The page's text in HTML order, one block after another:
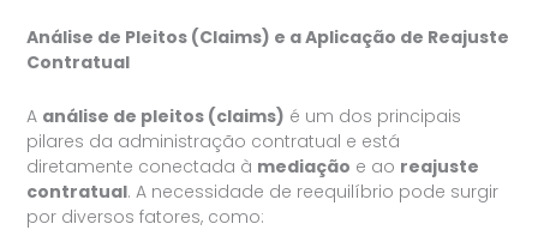
Análise de Pleitos (Claims) e a Aplicação de Reajuste
Contratual
A análise de pleitos (claims) é um dos principais
pilares da administração contratual e está
diretamente conectada à mediação e ao reajuste
contratual. A necessidade de reequilíbrio pode surgir
por diversos fatores, como: